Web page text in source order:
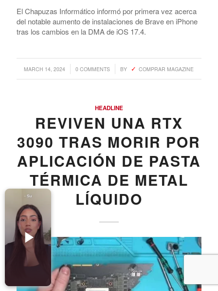
El Chapuzas Informático informó por primera vez acerca
del notable aumento de instalaciones de Brave en iPhone
tras los cambios en la DMA de iOS 17.4.
MARCH 14, 2024
/ 0 COMMENTS
/ BY COMPRAR MAGAZINE
HEADLINE
REVIVEN UNA RTX
3090 TRAS MORIR POR
APLICACIÓN DE PASTA
TÉRMICA DE METAL
LÍQUIDO
Automatización del Hogar
Camaras
Celulares
Accesorios para Celulares
Tecnologia Ponible
Entretenimiento en casa: TV, Flujo de medios
Realidad Virtual
Videojuegos
Reciba Ofertas
© Copyright - Comprar Magazine | website & SEO bygravityGone
Terms & Condition Advertise